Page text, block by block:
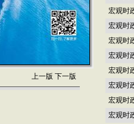
上一版 下一版
宏观时
宏观时
宏观时
宏观时
宏观时
宏观时
宏观时
宏观时